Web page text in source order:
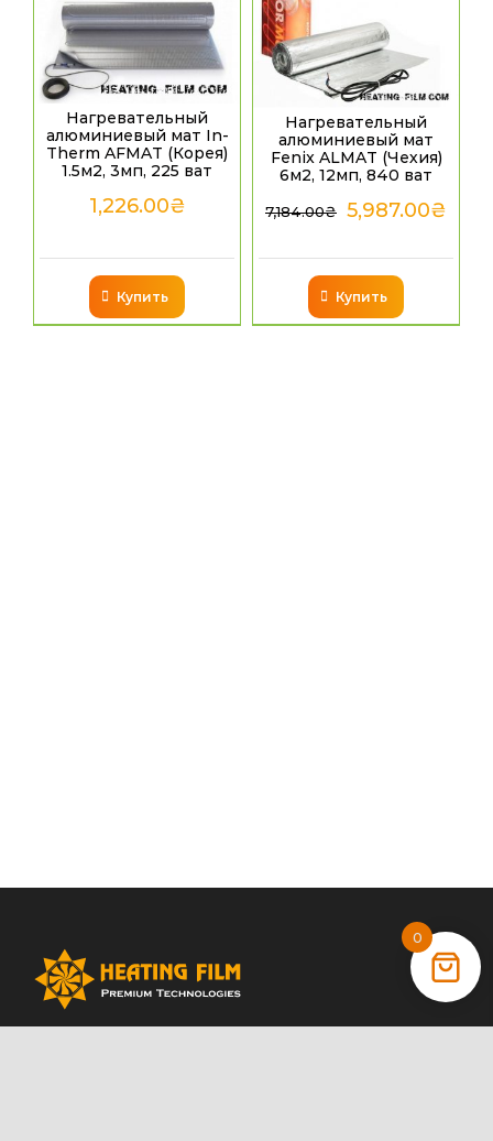
Нагревательный
алюминиевый мат In-
Therm AFMAT (Корея)
1.5м2, 3мп, 225 ват
1,226.00₴
Купить
Нагревательный
алюминиевый мат
Fenix ALMAT (Чехия)
6м2, 12мп, 840 ват
7,184.00₴ 5,987.00₴
Купить
0